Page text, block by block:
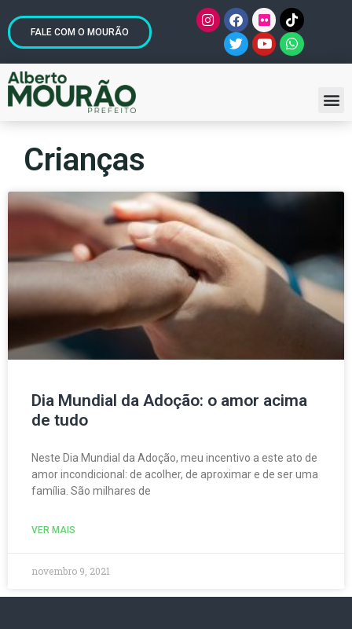
FALE COM O MOURÃO
Crianças
Dia Mundial da Adoção: o amor acima
de tudo
Neste Dia Mundial da Adoção, meu incentivo a este ato de
amor incondicional: de acolher, de aproximar e de ser uma
família. São milhares de
VER MAIS
novembro 9, 2021